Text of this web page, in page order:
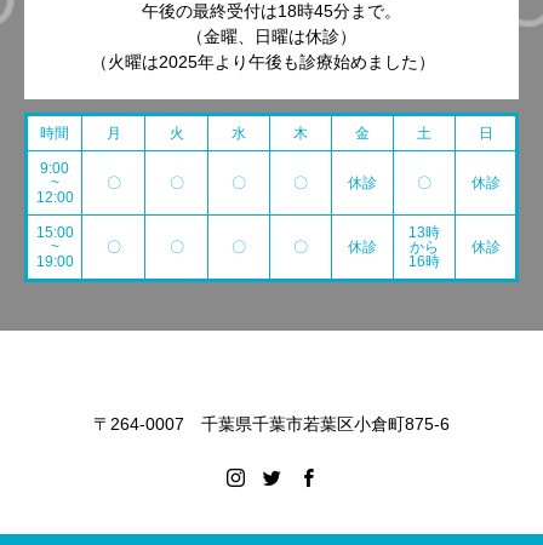
午後の最終受付は18時45分まで。
（金曜、日曜は休診）
（火曜は2025年より午後も診療始めました）
時間 月 火 水 木 金 土 日
9:00
~
12:00
〇 〇 〇 〇 休診 〇 休診
15:00
~
19:00
〇 〇 〇 〇 休診
13時
から
16時
休診
〒264-0007 千葉県千葉市若葉区小倉町875-6